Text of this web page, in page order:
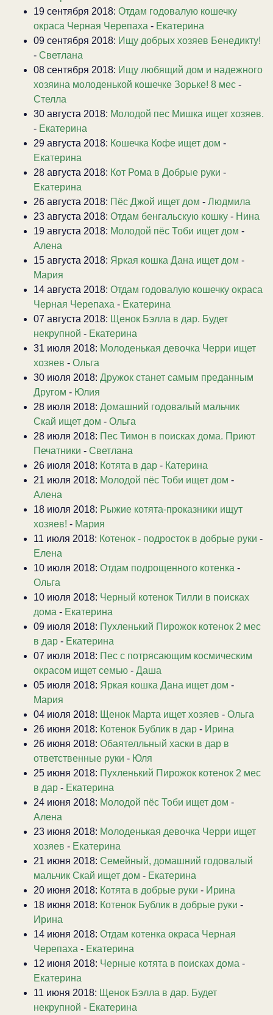
19 сентября 2018: Отдам годовалую кошечку
окраса Черная Черепаха - Екатерина
09 сентября 2018: Ищу добрых хозяев Бенедикту!
- Светлана
08 сентября 2018: Ищу любящий дом и надежного
хозяина молоденькой кошечке Зорьке! 8 мес -
Стелла
30 августа 2018: Молодой пес Мишка ищет хозяев.
- Екатерина
29 августа 2018: Кошечка Кофе ищет дом -
Екатерина
28 августа 2018: Кот Рома в Добрые руки -
Екатерина
26 августа 2018: Пёс Джой ищет дом - Людмила
23 августа 2018: Отдам бенгальскую кошку - Нина
19 августа 2018: Молодой пёс Тоби ищет дом -
Алена
15 августа 2018: Яркая кошка Дана ищет дом -
Мария
14 августа 2018: Отдам годовалую кошечку окраса
Черная Черепаха - Екатерина
07 августа 2018: Щенок Бэлла в дар. Будет
некрупной - Екатерина
31 июля 2018: Молоденькая девочка Черри ищет
хозяев - Ольга
30 июля 2018: Дружок станет самым преданным
Другом - Юлия
28 июля 2018: Домашний годовалый мальчик
Скай ищет дом - Ольга
28 июля 2018: Пес Тимон в поисках дома. Приют
Печатники - Светлана
26 июля 2018: Котята в дар - Катерина
21 июля 2018: Молодой пёс Тоби ищет дом -
Алена
18 июля 2018: Рыжие котята-проказники ищут
хозяев! - Мария
11 июля 2018: Котенок - подросток в добрые руки -
Елена
10 июля 2018: Отдам подрощенного котенка -
Ольга
10 июля 2018: Черный котенок Тилли в поисках
дома - Екатерина
09 июля 2018: Пухленький Пирожок котенок 2 мес
в дар - Екатерина
07 июля 2018: Пес с потрясающим космическим
окрасом ищет семью - Даша
05 июля 2018: Яркая кошка Дана ищет дом -
Мария
04 июля 2018: Щенок Марта ищет хозяев - Ольга
26 июня 2018: Котенок Бублик в дар - Ирина
26 июня 2018: Обаятелльный хаски в дар в
ответственные руки - Юля
25 июня 2018: Пухленький Пирожок котенок 2 мес
в дар - Екатерина
24 июня 2018: Молодой пёс Тоби ищет дом -
Алена
23 июня 2018: Молоденькая девочка Черри ищет
хозяев - Екатерина
21 июня 2018: Семейный, домашний годовалый
мальчик Скай ищет дом - Екатерина
20 июня 2018: Котята в добрые руки - Ирина
18 июня 2018: Котенок Бублик в добрые руки -
Ирина
14 июня 2018: Отдам котенка окраса Черная
Черепаха - Екатерина
12 июня 2018: Черные котята в поисках дома -
Екатерина
11 июня 2018: Щенок Бэлла в дар. Будет
некрупной - Екатерина